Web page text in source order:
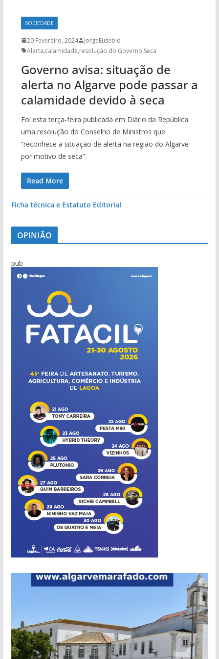
SOCIEDADE
20 Fevereiro, 2024
JorgeEusebio
Alerta,calamidade,resolução do Governo,Seca
Governo avisa: situação de
alerta no Algarve pode passar a
calamidade devido à seca
Foi esta terça-feira publicada em Diário da República
uma resolução do Conselho de Ministros que
“reconhece a situação de alerta na região do Algarve
por motivo de seca”.
Read More
Ficha técnica e Estatuto Editorial
OPINIÃO
pub